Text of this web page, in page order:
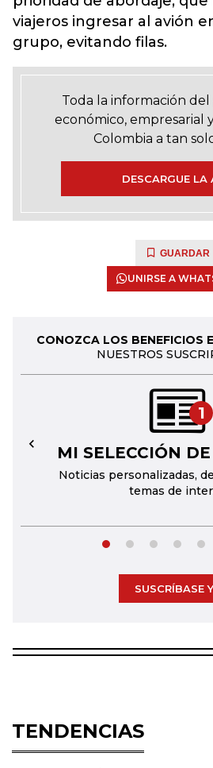
viajeros ingresar al avión
grupo, evitando filas.
Toda la información
económico, empresarial
Colombia a tan
DESCARGUE LA
GUARDAR
UNIRSE A
CONOZCA LOS BENEFICIOS
NUESTROS
1
MI SELECCIÓN
Noticias personalizadas,
temas de
←
SUSCRÍBASE
TENDENCIAS